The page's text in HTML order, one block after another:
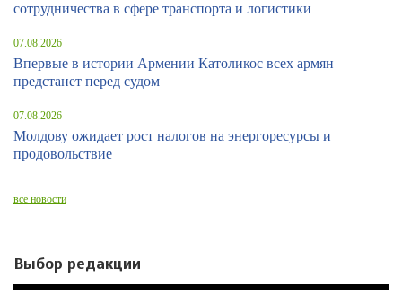
сотрудничества в сфере транспорта и логистики
07.08.2026
Впервые в истории Армении Католикос всех армян
предстанет перед судом
07.08.2026
Молдову ожидает рост налогов на энергоресурсы и
продовольствие
все новости
Выбор редакции